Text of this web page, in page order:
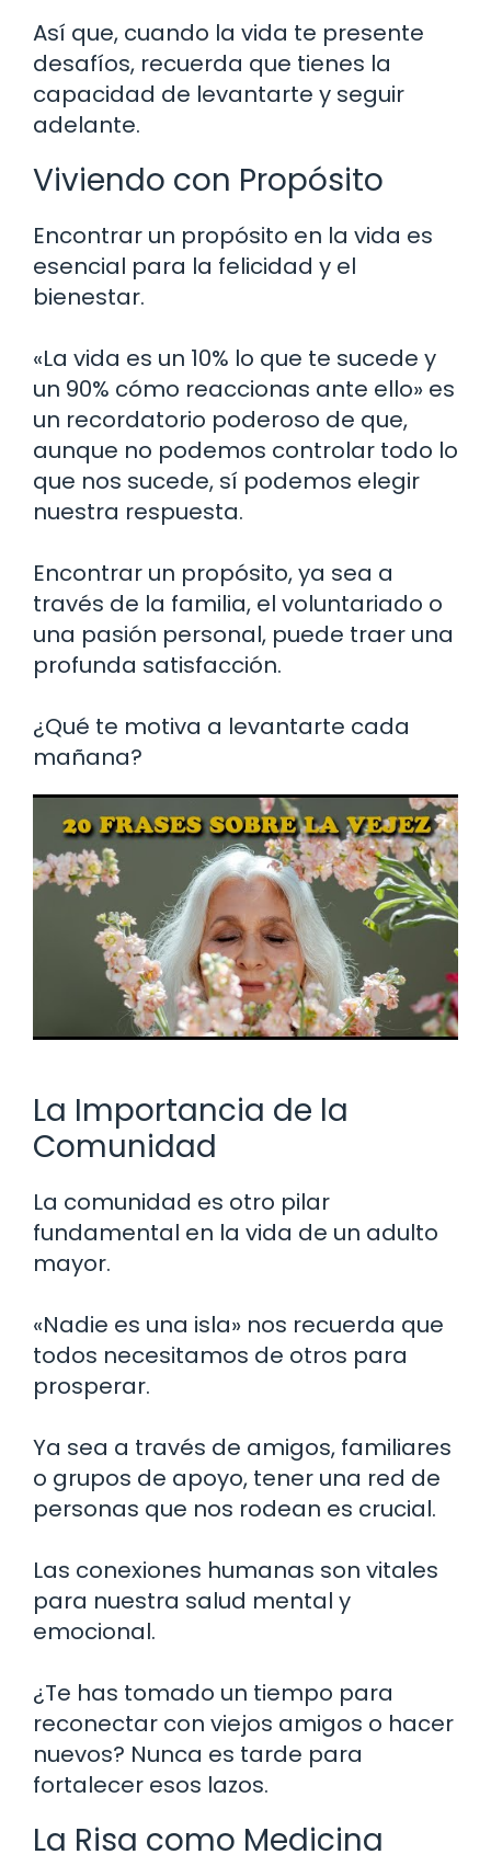
Así que, cuando la vida te presente
desafíos, recuerda que tienes la
capacidad de levantarte y seguir
adelante.
Viviendo con Propósito
Encontrar un propósito en la vida es
esencial para la felicidad y el
bienestar.
«La vida es un 10% lo que te sucede y
un 90% cómo reaccionas ante ello» es
un recordatorio poderoso de que,
aunque no podemos controlar todo lo
que nos sucede, sí podemos elegir
nuestra respuesta.
Encontrar un propósito, ya sea a
través de la familia, el voluntariado o
una pasión personal, puede traer una
profunda satisfacción.
¿Qué te motiva a levantarte cada
mañana?
La Importancia de la
Comunidad
La comunidad es otro pilar
fundamental en la vida de un adulto
mayor.
«Nadie es una isla» nos recuerda que
todos necesitamos de otros para
prosperar.
Ya sea a través de amigos, familiares
o grupos de apoyo, tener una red de
personas que nos rodean es crucial.
Las conexiones humanas son vitales
para nuestra salud mental y
emocional.
¿Te has tomado un tiempo para
reconectar con viejos amigos o hacer
nuevos? Nunca es tarde para
fortalecer esos lazos.
La Risa como Medicina